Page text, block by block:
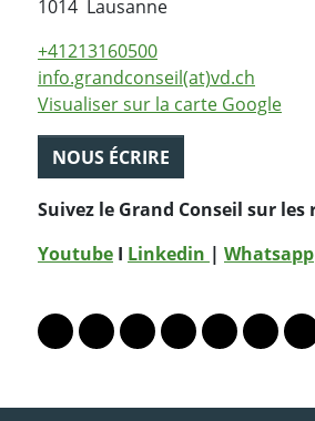
1014 LausanneSuisse
+41213160500
info.grandconseil(at)vd.ch
Visualiser sur la carte Google
NOUS ÉCRIRE
Suivez le Grand Conseil sur les
Youtube I Linkedin | Whatsapp
Lien vers le profil Mastodon
Lien vers le profil Bluesky
Lien vers le profil
Lien vers le
Lien vers le
Lien